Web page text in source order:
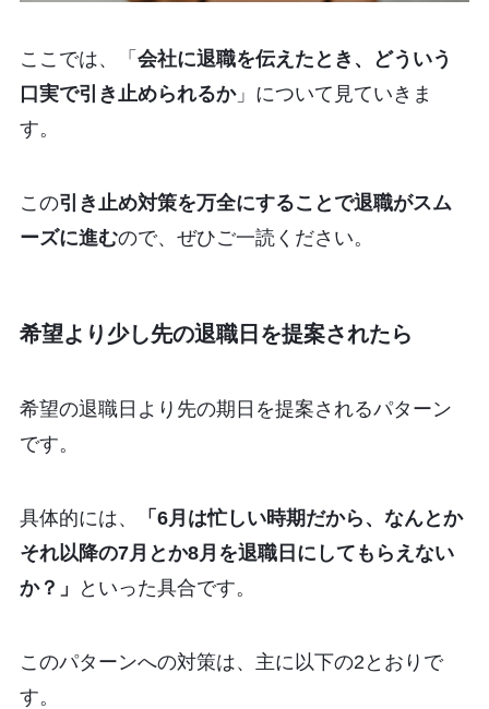
ここでは、「 会社に退職を伝えたとき、どういう
口実で引き止められるか」について見ていきま
す。
この引き止め対策を万全にすることで退職がスム
ーズに進むので、ぜひご一読ください。
希望より少し先の退職日を提案されたら
希望の退職日より先の期日を提案されるパターン
です。
具体的には、
「6月は忙しい時期だから、なんとか
それ以降の7月とか8月を退職日にしてもらえない
か？」
といった具合です。
このパターンへの対策は、主に以下の2とおりで
す。